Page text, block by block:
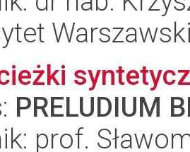
PRELUDIUM
prof.